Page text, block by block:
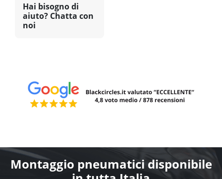
Hai bisogno di
aiuto? Chatta con
noi
Montaggio pneumatici disponibile